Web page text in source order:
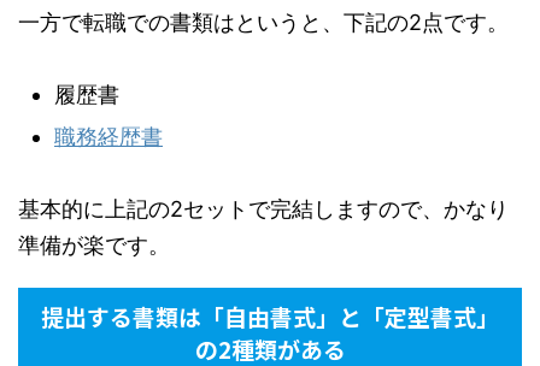
一方で転職での書類はというと、下記の2点です。
履歴書
職務経歴書
基本的に上記の2セットで完結しますので、かなり
準備が楽です。
提出する書類は「自由書式」と「定型書式」
の2種類がある